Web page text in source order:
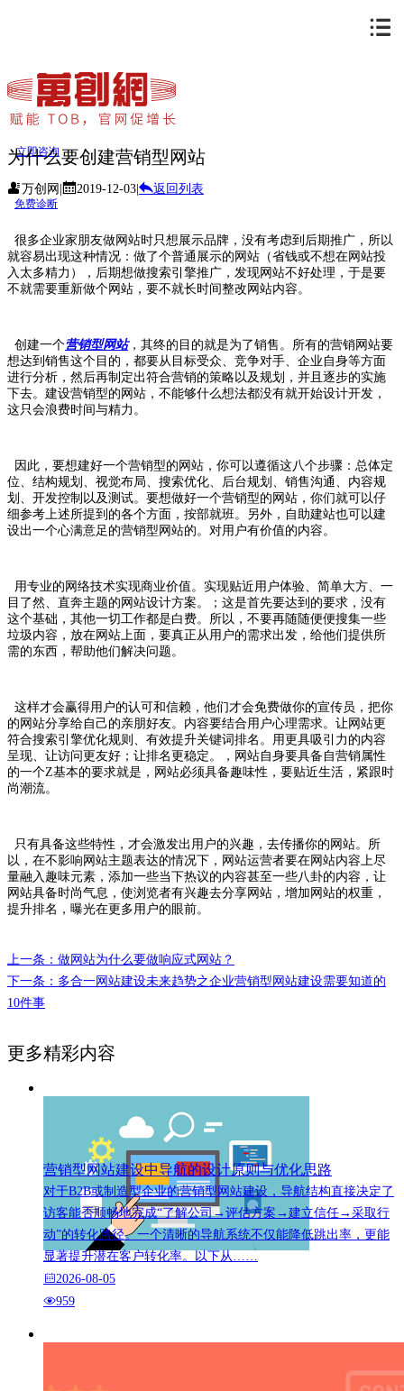
立即咨询
免费诊断
为什么要创建营销型网站
万创网 2019-12-03 返回列表
很多企业家朋友做网站时只想展示品牌，没有考虑到后期推广，所以
就容易出现这种情况：做了个普通展示的网站（省钱或不想在网站投
入太多精力），后期想做搜索引擎推广，发现网站不好处理，于是要
不就需要重新做个网站，要不就长时间整改网站内容。
创建一个营销型网站，其终的目的就是为了销售。所有的营销网站要
想达到销售这个目的，都要从目标受众、竞争对手、企业自身等方面
进行分析，然后再制定出符合营销的策略以及规划，并且逐步的实施
下去。建设营销型的网站，不能够什么想法都没有就开始设计开发，
这只会浪费时间与精力。
因此，要想建好一个营销型的网站，你可以遵循这八个步骤：总体定
位、结构规划、视觉布局、搜索优化、后台规划、销售沟通、内容规
划、开发控制以及测试。要想做好一个营销型的网站，你们就可以仔
细参考上述所提到的各个方面，按部就班。另外，自助建站也可以建
设出一个心满意足的营销型网站的。对用户有价值的内容。
用专业的网络技术实现商业价值。实现贴近用户体验、简单大方、一
目了然、直奔主题的网站设计方案。；这是首先要达到的要求，没有
这个基础，其他一切工作都是白费。所以，不要再随随便便搜集一些
垃圾内容，放在网站上面，要真正从用户的需求出发，给他们提供所
需的东西，帮助他们解决问题。
这样才会赢得用户的认可和信赖，他们才会免费做你的宣传员，把你
的网站分享给自己的亲朋好友。内容要结合用户心理需求。让网站更
符合搜索引擎优化规则、有效提升关键词排名。用更具吸引力的内容
呈现、让访问更友好；让排名更稳定。，网站自身要具备自营销属性
的一个Z基本的要求就是，网站必须具备趣味性，要贴近生活，紧跟时
尚潮流。
只有具备这些特性，才会激发出用户的兴趣，去传播你的网站。所
以，在不影响网站主题表达的情况下，网站运营者要在网站内容上尽
量融入趣味元素，添加一些当下热议的内容甚至一些八卦的内容，让
网站具备时尚气息，使浏览者有兴趣去分享网站，增加网站的权重，
提升排名，曝光在更多用户的眼前。
上一条：做网站为什么要做响应式网站？
下一条：多合一网站建设未来趋势之企业营销型网站建设需要知道的
10件事
更多精彩内容
营销型网站建设中导航的设计原则与优化思路
对于B2B或制造型企业的营销型网站建设，导航结构直接决定了
访客能否顺畅地完成“了解公司→评估方案→建立信任→采取行
动”的转化路径。一个清晰的导航系统不仅能降低跳出率，更能
显著提升潜在客户转化率。以下从……
2026-08-05
959